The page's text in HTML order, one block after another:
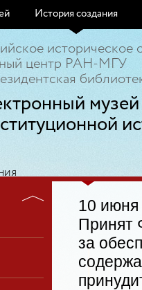
История создания
историческое
центр РАН-МГУ
музей
10 июня
Принят
за